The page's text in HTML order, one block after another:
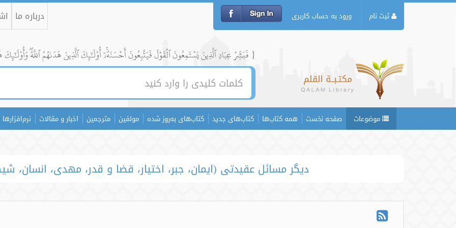
ثبت نام ورود به حساب کاربری درباره ما
{ فَبَشِّرۡ عِبَادِ ٱلَّذِينَ يَسۡتَمِعُونَ ٱلۡقَوۡلَ فَيَتَّبِعُونَ أَحۡسَنَهُۥٓۚ أُوْلَٰٓئِكَ ٱلَّذِينَ هَدَىٰهُمُ ٱللَّهُۖ وَأُوْلَٰٓئِكَ
موضوعات صفحه نخست همه کتاب‌ها کتاب‌های جدید کتاب‌های به‌روز شده مولفین مترجمین اخبار و مقالات نرم‌افزارها
دیگر مسائل عقیدتی (ایمان، جبر، اختیار، قضا و قدر، مهدی، انسان،